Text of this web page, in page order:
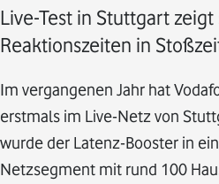
Live-Test in Stuttgart
Reaktionszeiten in
Im vergangenen Jahr hat
erstmals im Live-Netz von
wurde der Latenz-Booster in
Netzsegment mit rund 100